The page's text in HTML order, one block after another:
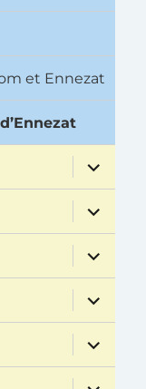
et Ennezat
ouvrir
le
sous-
menu
ouvrir
le
sous-
menu
ouvrir
le
sous-
menu
ouvrir
le
sous-
menu
ouvrir
le
sous-
menu
ouvrir